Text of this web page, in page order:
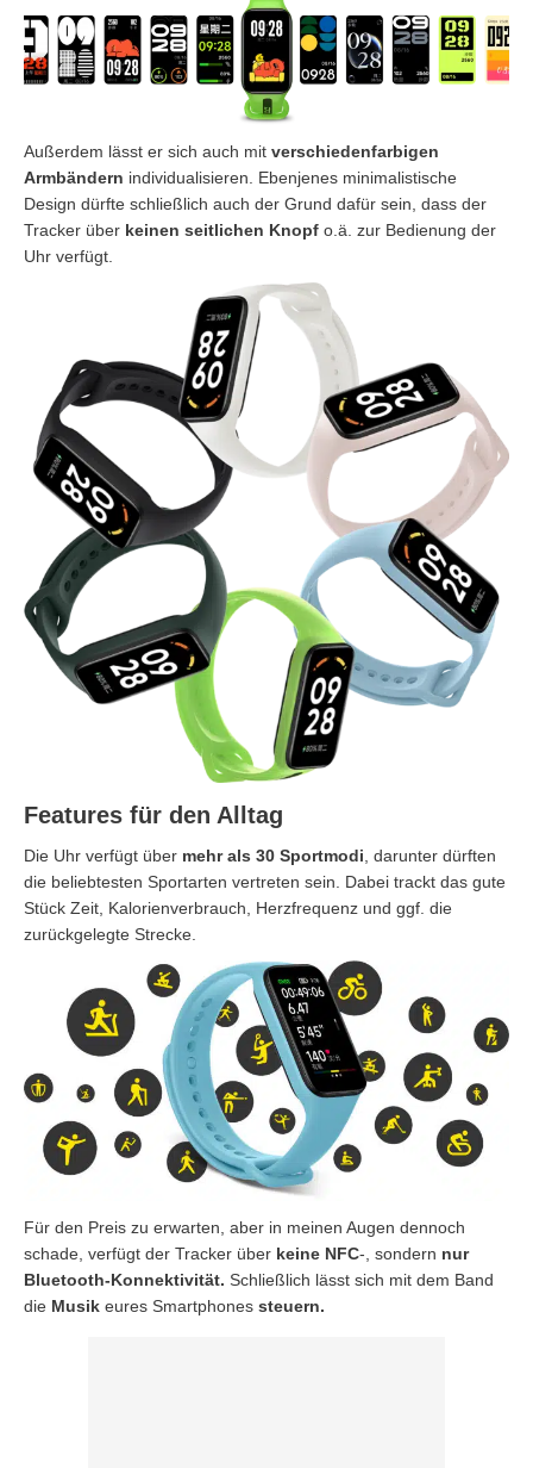
Außerdem lässt er sich auch mit verschiedenfarbigen
Armbändern individualisieren. Ebenjenes minimalistische
Design dürfte schließlich auch der Grund dafür sein, dass der
Tracker über keinen seitlichen Knopf o.ä. zur Bedienung der
Uhr verfügt.
Features für den Alltag
Die Uhr verfügt über mehr als 30 Sportmodi , darunter dürften
die beliebtesten Sportarten vertreten sein. Dabei trackt das gute
Stück Zeit, Kalorienverbrauch, Herzfrequenz und ggf. die
zurückgelegte Strecke.
Für den Preis zu erwarten, aber in meinen Augen dennoch
schade, verfügt der Tracker über keine NFC-, sondern nur
Bluetooth-Konnektivität. Schließlich lässt sich mit dem Band
die Musik eures Smartphones steuern.